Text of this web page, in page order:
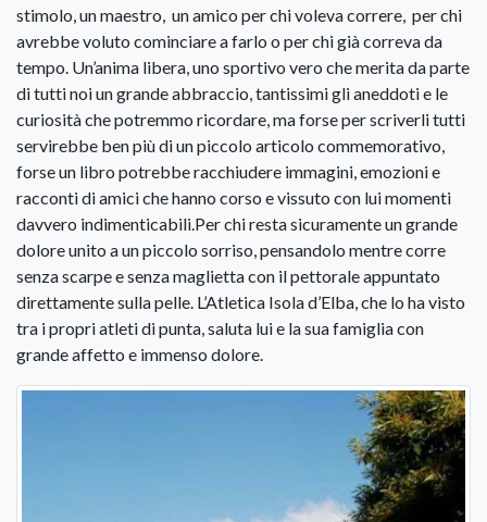
stimolo, un maestro, un amico per chi voleva correre, per chi
avrebbe voluto cominciare a farlo o per chi già correva da
tempo. Un’anima libera, uno sportivo vero che merita da parte
di tutti noi un grande abbraccio, tantissimi gli aneddoti e le
curiosità che potremmo ricordare, ma forse per scriverli tutti
servirebbe ben più di un piccolo articolo commemorativo,
forse un libro potrebbe racchiudere immagini, emozioni e
racconti di amici che hanno corso e vissuto con lui momenti
davvero indimenticabili.Per chi resta sicuramente un grande
dolore unito a un piccolo sorriso, pensandolo mentre corre
senza scarpe e senza maglietta con il pettorale appuntato
direttamente sulla pelle. L’Atletica Isola d’Elba, che lo ha visto
tra i propri atleti di punta, saluta lui e la sua famiglia con
grande affetto e immenso dolore.